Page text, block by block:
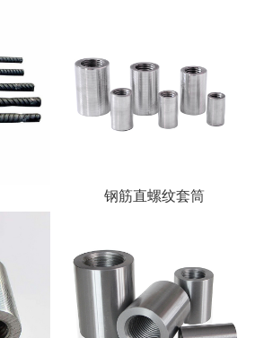
钢筋直螺纹套筒